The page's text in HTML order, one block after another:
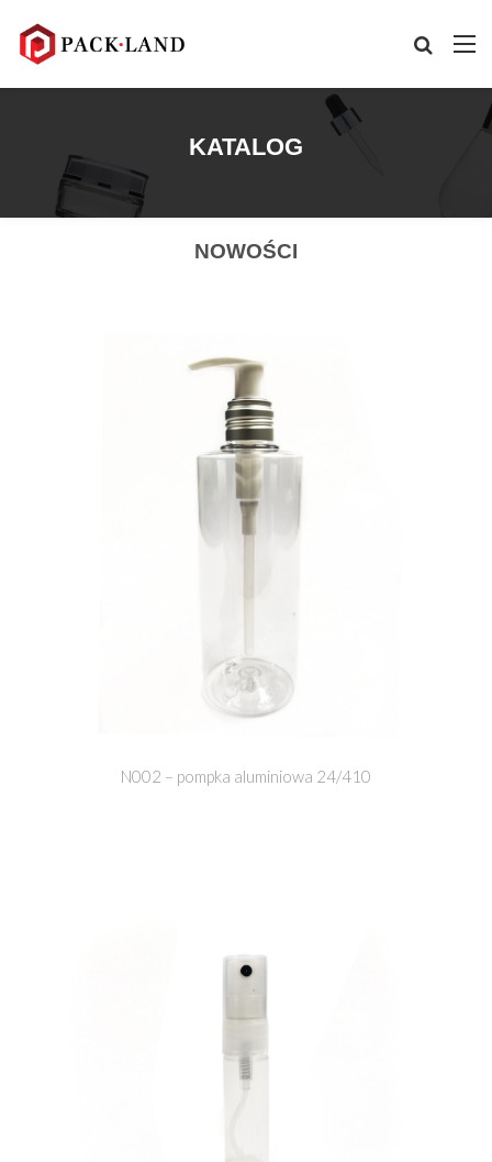
KATALOG
NOWOŚCI
N002 – pompka aluminiowa 24/410